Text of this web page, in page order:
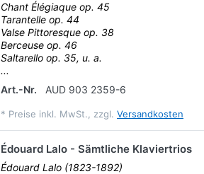
Chant Élégiaque op. 45
Tarantelle op. 44
Valse Pittoresque op. 38
Berceuse op. 46
Saltarello op. 35, u. a.
...
Art.-Nr.
AUD 903 2359-6
* Preise inkl. MwSt., zzgl. Versandkosten
Édouard Lalo - Sämtliche Klaviertrios
Édouard Lalo (1823-1892)